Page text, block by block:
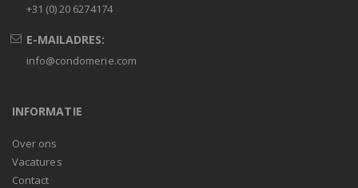
+31 (0) 20 6274174
E-MAILADRES:
info@condomerie.com
INFORMATIE
Over ons
Vacatures
Contact